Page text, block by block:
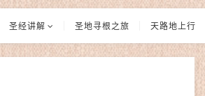
圣经讲解 圣地寻根之旅 天路地上行